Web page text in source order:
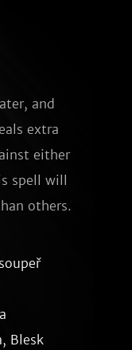
and
extra
either
spell will
others.
Blesk